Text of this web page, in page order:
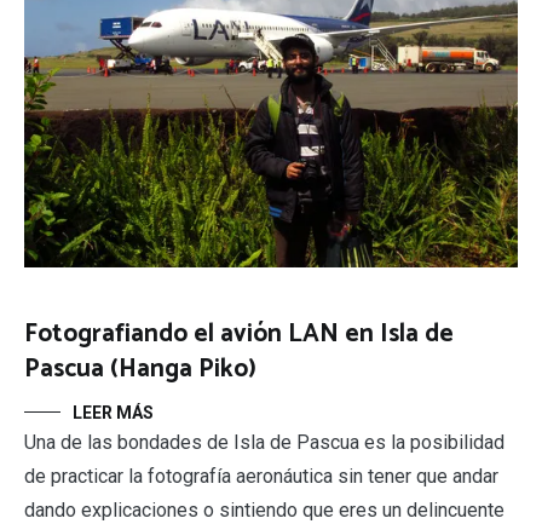
Fotografiando el avión LAN en Isla de
Pascua (Hanga Piko)
LEER MÁS
Una de las bondades de Isla de Pascua es la posibilidad
de practicar la fotografía aeronáutica sin tener que andar
dando explicaciones o sintiendo que eres un delincuente